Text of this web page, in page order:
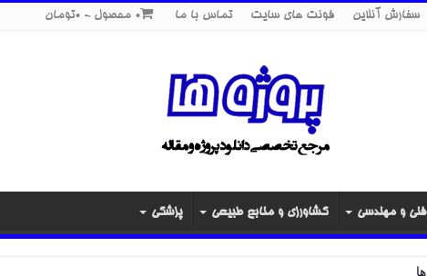
سفارش آنلاین فونت های سایت تماس با ما 0 محصول 0تومان
فنی و مهندسی کشاورزی و منابع طبیعی پزشکی